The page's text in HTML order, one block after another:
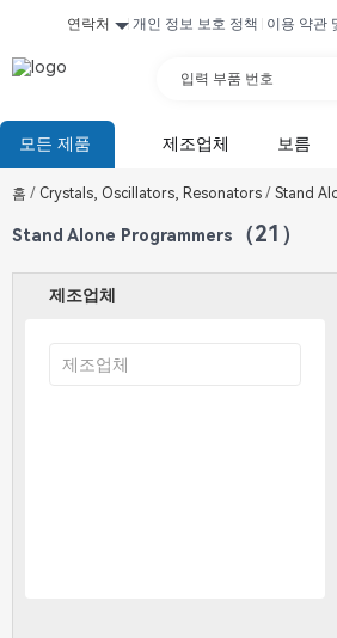
연락처 개인 정보 보호 정책 이용 약관
입력 부품 번호
모든 제품 제조업체 보름
홈 / Crystals, Oscillators, Resonators / Stand
Stand Alone Programmers （21）
제조업체